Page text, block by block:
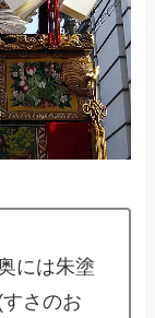
には朱塗
さのお